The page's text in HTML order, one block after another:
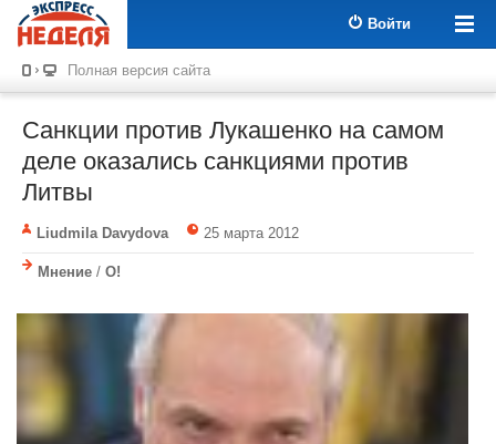
Войти
Полная версия сайта
Санкции против Лукашенко на самом
деле оказались санкциями против
Литвы
Liudmila Davydova 25 марта 2012
Мнение / О!